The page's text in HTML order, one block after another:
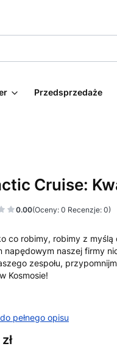
Przedsprzedaże
Cruise:
0.00(Oceny: 0 Recenzje: 0)
co robimy, robimy z
napędowym naszej firmy
zespołu,
Kosmosie!
pełnego opisu